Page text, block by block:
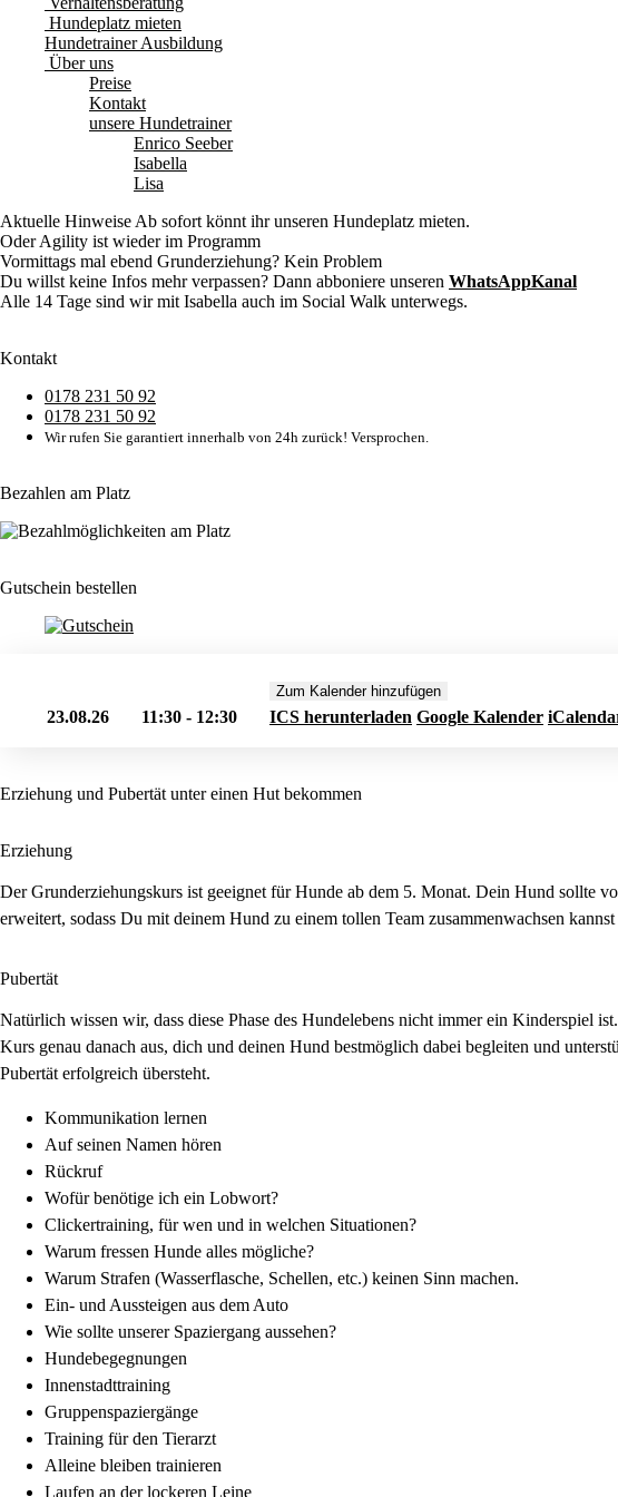
Hundeplatz mieten
Hundetrainer Ausbildung
Über uns
Preise
Kontakt
unsere Hundetrainer
Enrico Seeber
Isabella
Lisa
Aktuelle Hinweise Ab sofort könnt ihr unseren Hundeplatz mieten.
Oder Agility ist wieder im Programm
Vormittags mal ebend Grunderziehung? Kein Problem
Du willst keine Infos mehr verpassen? Dann abboniere unseren WhatsAppKanal
Alle 14 Tage sind wir mit Isabella auch im Social Walk unterwegs.
Kontakt
0178 231 50 92
0178 231 50 92
Wir rufen Sie garantiert innerhalb von 24h zurück! Versprochen.
Bezahlen am Platz
Gutschein bestellen
23.08.26 11:30 - 12:30
Zum Kalender hinzufügen
ICS herunterladen Google Kalender
Erziehung und Pubertät unter einen Hut bekommen
Erziehung
Der Grunderziehungskurs ist geeignet für Hunde ab dem 5. Monat. Dein Hund sollte
erweitert, sodass Du mit deinem Hund zu einem tollen Team zusammenwachsen
Pubertät
Natürlich wissen wir, dass diese Phase des Hundelebens nicht immer ein Kinderspiel
Kurs genau danach aus, dich und deinen Hund bestmöglich dabei begleiten und
Pubertät erfolgreich übersteht.
Kommunikation lernen
Auf seinen Namen hören
Rückruf
Wofür benötige ich ein Lobwort?
Clickertraining, für wen und in welchen Situationen?
Warum fressen Hunde alles mögliche?
Warum Strafen (Wasserflasche, Schellen, etc.) keinen Sinn machen.
Ein- und Aussteigen aus dem Auto
Wie sollte unserer Spaziergang aussehen?
Hundebegegnungen
Innenstadttraining
Gruppenspaziergänge
Training für den Tierarzt
Alleine bleiben trainieren
Laufen an der lockeren Leine